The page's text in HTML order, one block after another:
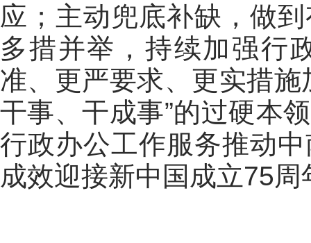
应；主动兜底补缺，做
多措并举，持续加强行
准、更严要求、更实措
干事、干成事”的过硬本
行政办公工作服务推动
成效迎接新中国成立75周